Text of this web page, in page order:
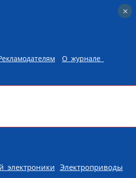
О журнале
электроники Электроприводы
×
×